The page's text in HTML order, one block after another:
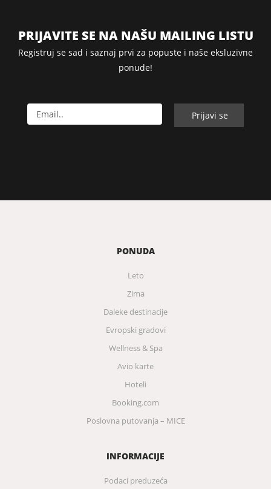
PRIJAVITE SE NA NAŠU MAILING LISTU
Registruj se sad i saznaj prvi za popuste i naše eksluzivne
ponude!
PONUDA
Leto
Zima
Daleke destinacije
Evropski gradovi
Wellness & Spa
Avio karte
Hoteli
Booking.com
Poslovna putovanja – MICE
INFORMACIJE
Podaci preduzeća